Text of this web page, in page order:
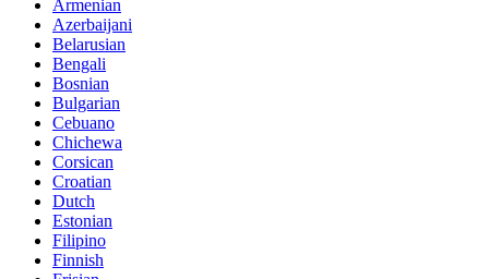
Armenian
Azerbaijani
Belarusian
Bengali
Bosnian
Bulgarian
Cebuano
Chichewa
Corsican
Croatian
Dutch
Estonian
Filipino
Finnish